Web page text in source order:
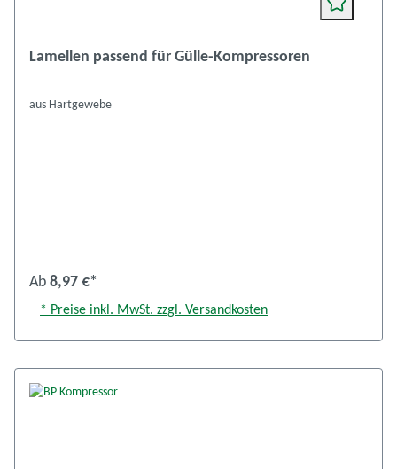
Lamellen passend für Gülle-Kompressoren
aus Hartgewebe
Ab 8,97 €*
* Preise inkl. MwSt. zzgl. Versandkosten